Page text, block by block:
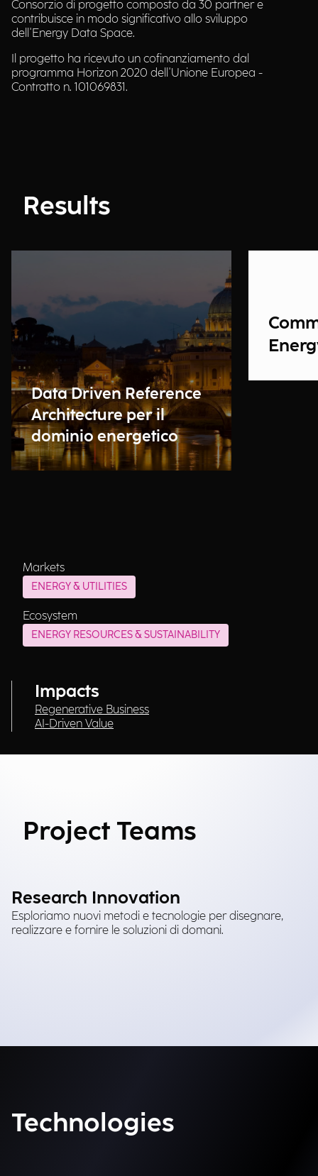
Consorzio di progetto composto da 30 partner e
contribuisce in modo significativo allo sviluppo
dell'Energy Data Space.
Il progetto ha ricevuto un cofinanziamento dal
programma Horizon 2020 dell'Unione Europea -
Contratto n. 101069831.
Results
Data Driven Reference
Architecture per il
dominio energetico
Markets
ENERGY & UTILITIES
Ecosystem
ENERGY RESOURCES & SUSTAINABILITY
Impacts
Regenerative Business
AI-Driven Value
Project Teams
Research Innovation
Esploriamo nuovi metodi e tecnologie per disegnare,
realizzare e fornire le soluzioni di domani.
Technologies